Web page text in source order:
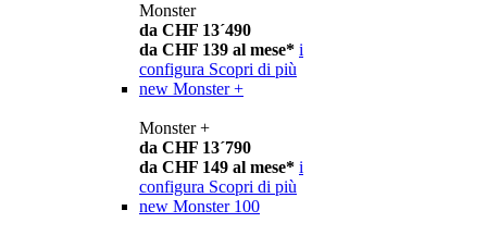
Monster
da CHF 13´490
da CHF 139 al mese* i
configura Scopri di più
new Monster +
Monster +
da CHF 13´790
da CHF 149 al mese* i
configura Scopri di più
new Monster 100